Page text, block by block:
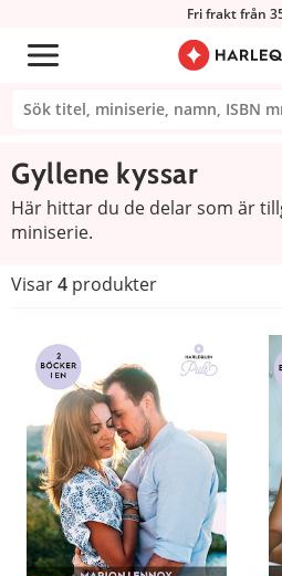
Fri frakt från
Gyllene kyssar
Här hittar du de delar som är
miniserie.
Visar4 produkter